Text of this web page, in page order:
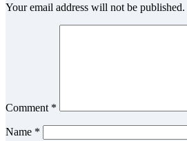
Your email address will not be published.
Comment *
Name *